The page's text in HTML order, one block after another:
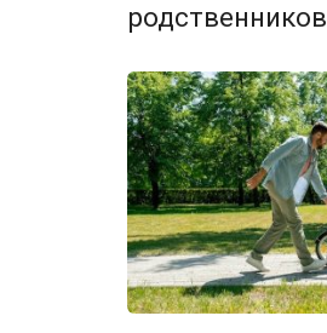
родственников